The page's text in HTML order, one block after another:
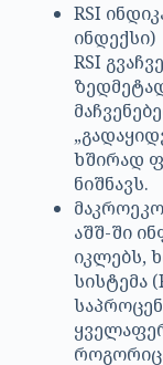
RSI
ინდექსი)
RSI
ხშირად
ნიშნავს.
აშშ-ში
იკლებს,
სისტემა